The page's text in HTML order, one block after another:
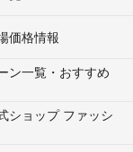
価格情報
ン一覧・おすすめ
ショップ ファッシ